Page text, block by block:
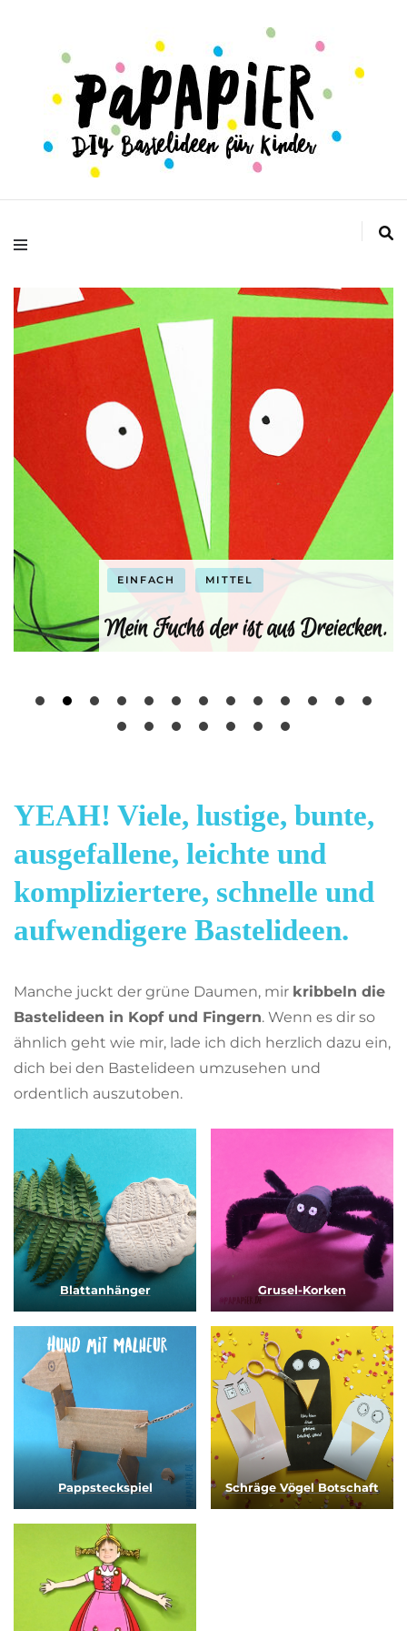
Papapier
DIY Bastelideen für Kinder
EINFACH MITTEL
Mein Fuchs der ist aus Dreiecken.
YEAH! Viele, lustige, bunte,
ausgefallene, leichte und
kompliziertere, schnelle und
aufwendigere Bastelideen.
Manche juckt der grüne Daumen, mir kribbeln die
Bastelideen in Kopf und Fingern. Wenn es dir so
ähnlich geht wie mir, lade ich dich herzlich dazu ein,
dich bei den Bastelideen umzusehen und
ordentlich auszutoben.
Blattanhänger Grusel-Korken
Pappsteckspiel Schräge Vögel Botschaft